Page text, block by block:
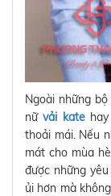
Ngoài những
nữvải katehay
thoải mái. Nếu
mát cho mùa
được những
ủi hơn mà